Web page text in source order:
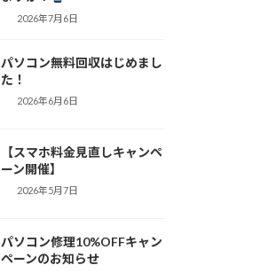
2026年7月6日
パソコン無料回収はじめまし
た！
2026年6月6日
【スマホ料金見直しキャンペ
ーン開催】
2026年5月7日
パソコン修理10%OFFキャン
ペーンのお知らせ